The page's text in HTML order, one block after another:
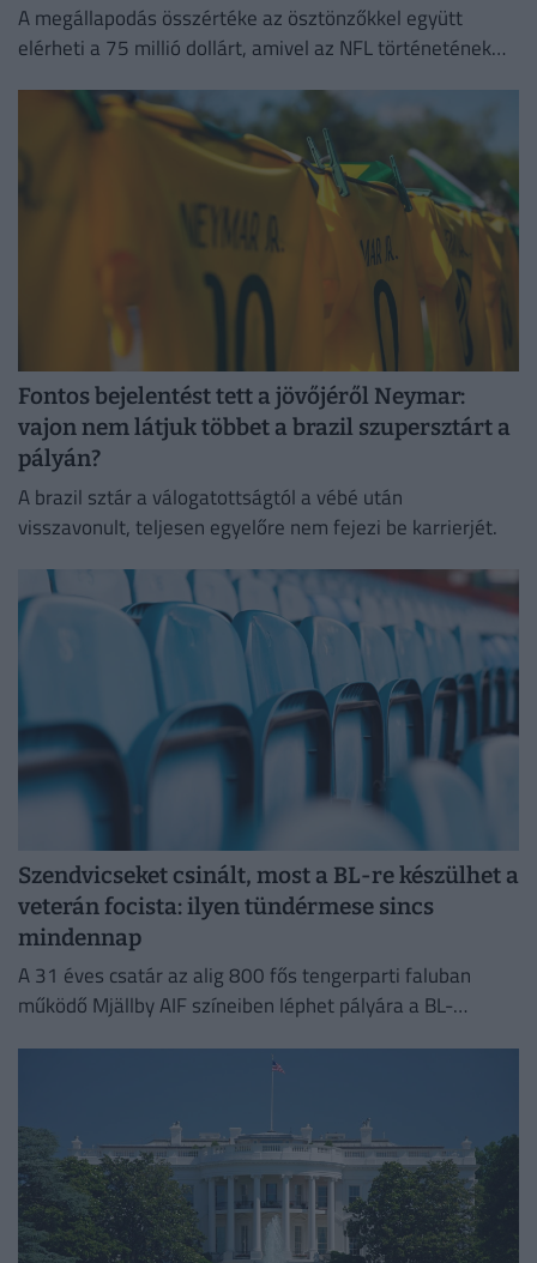
A megállapodás összértéke az ösztönzőkkel együtt
elérheti a 75 millió dollárt, amivel az NFL történetének
számára.
Fontos bejelentést tett a jövőjéről Neymar:
vajon nem látjuk többet a brazil szupersztárt a
pályán?
A brazil sztár a válogatottságtól a vébé után
visszavonult, teljesen egyelőre nem fejezi be karrierjét.
Szendvicseket csinált, most a BL-re készülhet a
veterán focista: ilyen tündérmese sincs
mindennap
A 31 éves csatár az alig 800 fős tengerparti faluban
működő Mjällby AIF színeiben léphet pályára a BL-